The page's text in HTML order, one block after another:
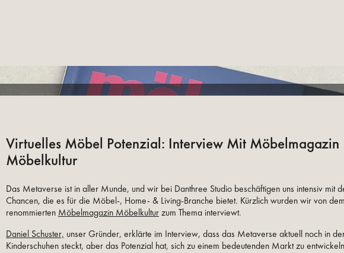
Virtuelles Möbel Potenzial: Interview Mit Möbelmagazin
Möbelkultur
Das Metaverse ist in aller Munde, und wir bei Danthree Studio beschäftigen uns intensiv mit
Chancen, die es für die Möbel-, Home- & Living-Branche bietet. Kürzlich wurden wir von dem
renommierten Möbelmagazin Möbelkultur zum Thema interviewt.
Daniel Schuster, unser Gründer, erklärte im Interview, dass das Metaverse aktuell noch in
Kinderschuhen steckt, aber das Potenzial hat, sich zu einem bedeutenden Markt zu